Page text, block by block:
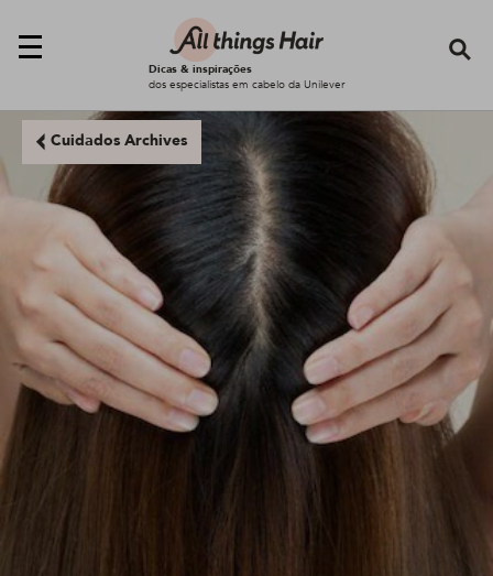
Dicas & inspirações
dos especialistas em cabelo da Unilever
Cuidados Archives